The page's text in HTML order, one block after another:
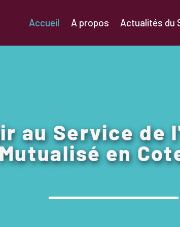
Accueil A propos Actualités du
au Service de
en